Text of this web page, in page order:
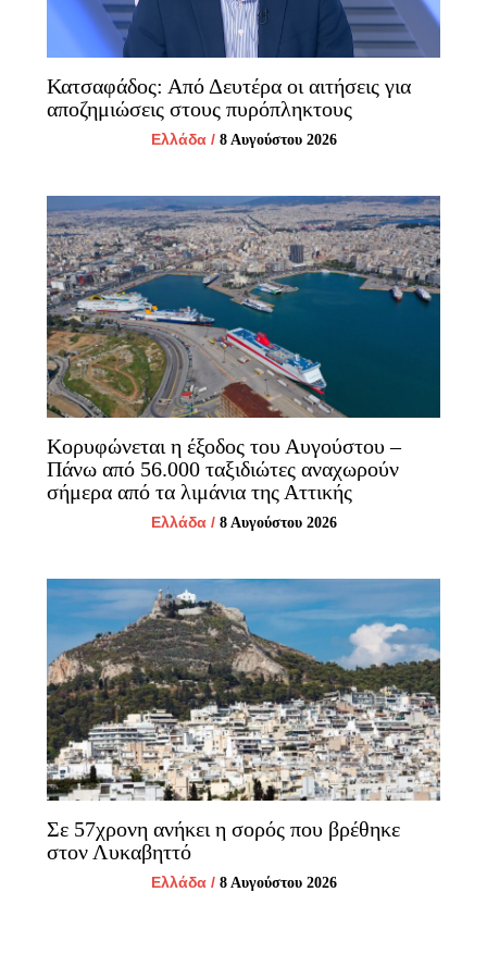
Κατσαφάδος: Από Δευτέρα οι αιτήσεις για
αποζημιώσεις στους πυρόπληκτους
Ελλάδα/ 8 Αυγούστου 2026
Κορυφώνεται η έξοδος του Αυγούστου –
Πάνω από 56.000 ταξιδιώτες αναχωρούν
σήμερα από τα λιμάνια της Αττικής
Ελλάδα/ 8 Αυγούστου 2026
Σε 57χρονη ανήκει η σορός που βρέθηκε
στον Λυκαβηττό
Ελλάδα/ 8 Αυγούστου 2026